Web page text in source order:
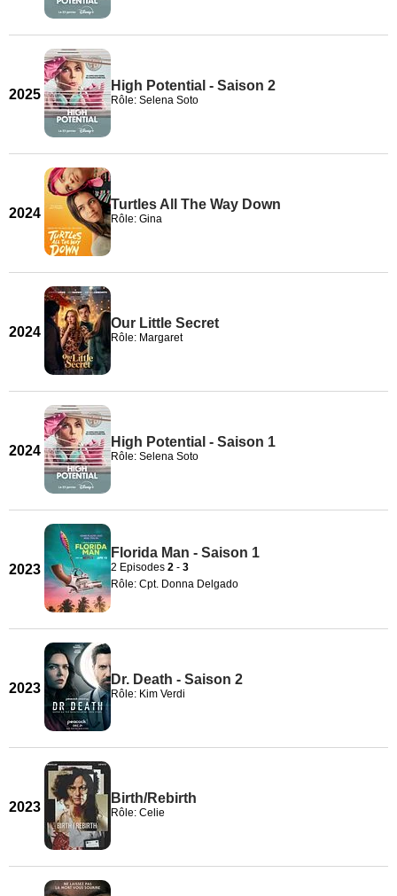
2025
High Potential - Saison 2
Rôle: Selena Soto
2024
Turtles All The Way Down
Rôle: Gina
2024
Our Little Secret
Rôle: Margaret
2024
High Potential - Saison 1
Rôle: Selena Soto
2023
Florida Man - Saison 1
2 Episodes 2 - 3
Rôle: Cpt. Donna Delgado
2023
Dr. Death - Saison 2
Rôle: Kim Verdi
2023
Birth/Rebirth
Rôle: Celie